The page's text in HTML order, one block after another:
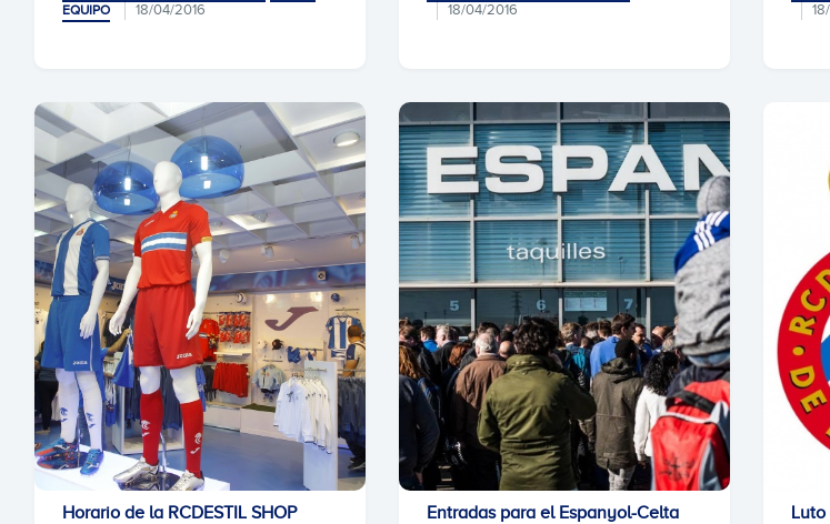
EQUIPO
18/04/2016 18/04/2016
Horario de la RCDESTIL SHOP
Entradas para el Espanyol-Celta Luto